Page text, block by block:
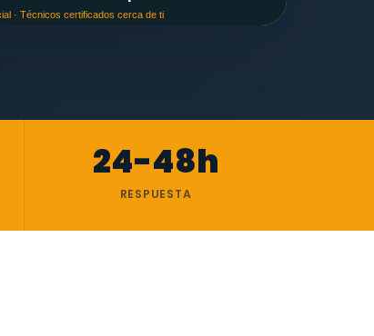
24-48h
RESPUESTA